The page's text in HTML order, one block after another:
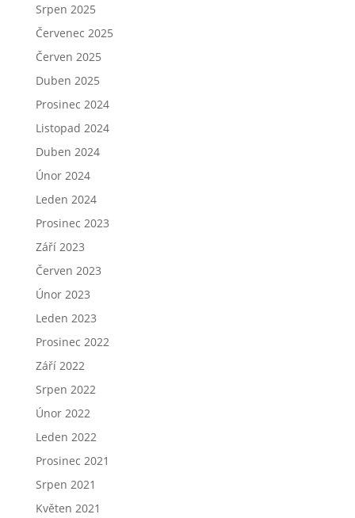
Srpen 2025
Červenec 2025
Červen 2025
Duben 2025
Prosinec 2024
Listopad 2024
Duben 2024
Únor 2024
Leden 2024
Prosinec 2023
Září 2023
Červen 2023
Únor 2023
Leden 2023
Prosinec 2022
Září 2022
Srpen 2022
Únor 2022
Leden 2022
Prosinec 2021
Srpen 2021
Květen 2021